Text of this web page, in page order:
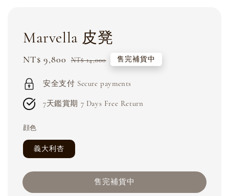
Marvella 皮凳
Sale
NT$ 9,800 Regular
NT$ 14,000 售完補貨中
安全支付 Secure payments
7天鑑賞期 7 Days Free Return
顔色
義大利杏
售完補貨中